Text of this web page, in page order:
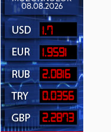
08.08.2026
1.7
1.9591
2.0816
0.0356
2.2873